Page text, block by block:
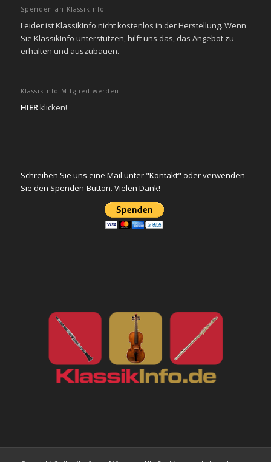
Spenden an KlassikInfo
Leider ist KlassikInfo nicht kostenlos in der Herstellung. Wenn
Sie KlassikInfo unterstützen, hilft uns das, das Angebot zu
erhalten und auszubauen.
Klassikinfo Mitglied werden
HIERklicken!
Schreiben Sie uns eine Mail unter "Kontakt" oder verwenden
Sie den Spenden-Button. Vielen Dank!